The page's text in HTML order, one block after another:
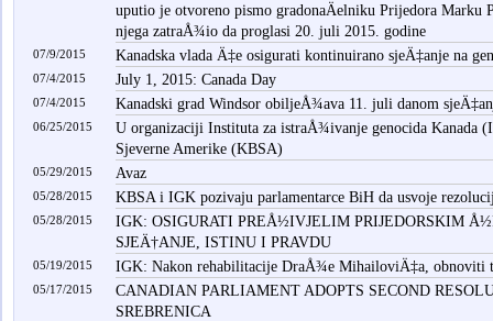
uputio je otvoreno pismo gradonaÄelniku Prijedora Marku
njega zatraÅ¾io da proglasi 20. juli 2015. godine
07/9/2015 Kanadska vlada Ä‡e osigurati kontinuirano sjeÄ‡anje na
07/4/2015 July 1, 2015: Canada Day
07/4/2015 Kanadski grad Windsor obiljeÅ¾ava 11. juli danom
06/25/2015
U organizaciji Instituta za istraÅ¾ivanje genocida Kanada
Sjeverne Amerike (KBSA)
05/29/2015 Avaz
05/28/2015 KBSA i IGK pozivaju parlamentarce BiH da usvoje
05/28/2015
IGK: OSIGURATI PREÅ½IVJELIM PRIJEDORSKIM
SJEÄ†ANJE, ISTINU I PRAVDU
05/19/2015 IGK: Nakon rehabilitacije DraÅ¾e MihailoviÄ‡a,
05/17/2015
CANADIAN PARLIAMENT ADOPTS SECOND
SREBRENICA